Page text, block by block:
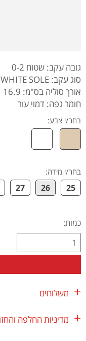
גובה עקב: שטוח 0-2
סוג עקב: WHITE SOLE
אורך סוליה בס"מ: 16.9
חומר גפה: דמוי עור
בחר/י צבע:
בחר/י מידה:
25
26
27
כמות:
משלוחים
מדיניות החלפה